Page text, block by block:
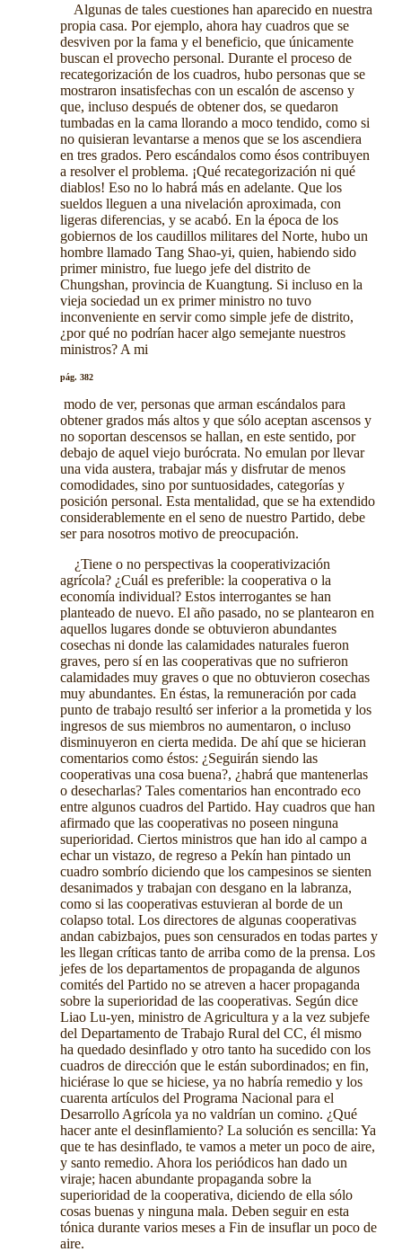
Algunas de tales cuestiones han aparecido en nuestra
propia casa. Por ejemplo, ahora hay cuadros que se
desviven por la fama y el beneficio, que únicamente
buscan el provecho personal. Durante el proceso de
recategorización de los cuadros, hubo personas que se
mostraron insatisfechas con un escalón de ascenso y
que, incluso después de obtener dos, se quedaron
tumbadas en la cama llorando a moco tendido, como si
no quisieran levantarse a menos que se los ascendiera
en tres grados. Pero escándalos como ésos contribuyen
a resolver el problema. ¡Qué recategorización ni qué
diablos! Eso no lo habrá más en adelante. Que los
sueldos lleguen a una nivelación aproximada, con
ligeras diferencias, y se acabó. En la época de los
gobiernos de los caudillos militares del Norte, hubo un
hombre llamado Tang Shao-yi, quien, habiendo sido
primer ministro, fue luego jefe del distrito de
Chungshan, provincia de Kuangtung. Si incluso en la
vieja sociedad un ex primer ministro no tuvo
inconveniente en servir como simple jefe de distrito,
¿por qué no podrían hacer algo semejante nuestros
ministros? A mi
pág. 382
modo de ver, personas que arman escándalos para
obtener grados más altos y que sólo aceptan ascensos y
no soportan descensos se hallan, en este sentido, por
debajo de aquel viejo burócrata. No emulan por llevar
una vida austera, trabajar más y disfrutar de menos
comodidades, sino por suntuosidades, categorías y
posición personal. Esta mentalidad, que se ha extendido
considerablemente en el seno de nuestro Partido, debe
ser para nosotros motivo de preocupación.
¿Tiene o no perspectivas la cooperativización
agrícola? ¿Cuál es preferible: la cooperativa o la
economía individual? Estos interrogantes se han
planteado de nuevo. El año pasado, no se plantearon en
aquellos lugares donde se obtuvieron abundantes
cosechas ni donde las calamidades naturales fueron
graves, pero sí en las cooperativas que no sufrieron
calamidades muy graves o que no obtuvieron cosechas
muy abundantes. En éstas, la remuneración por cada
punto de trabajo resultó ser inferior a la prometida y los
ingresos de sus miembros no aumentaron, o incluso
disminuyeron en cierta medida. De ahí que se hicieran
comentarios como éstos: ¿Seguirán siendo las
cooperativas una cosa buena?, ¿habrá que mantenerlas
o desecharlas? Tales comentarios han encontrado eco
entre algunos cuadros del Partido. Hay cuadros que han
afirmado que las cooperativas no poseen ninguna
superioridad. Ciertos ministros que han ido al campo a
echar un vistazo, de regreso a Pekín han pintado un
cuadro sombrío diciendo que los campesinos se sienten
desanimados y trabajan con desgano en la labranza,
como si las cooperativas estuvieran al borde de un
colapso total. Los directores de algunas cooperativas
andan cabizbajos, pues son censurados en todas partes y
les llegan críticas tanto de arriba como de la prensa. Los
jefes de los departamentos de propaganda de algunos
comités del Partido no se atreven a hacer propaganda
sobre la superioridad de las cooperativas. Según dice
Liao Lu-yen, ministro de Agricultura y a la vez subjefe
del Departamento de Trabajo Rural del CC, él mismo
ha quedado desinflado y otro tanto ha sucedido con los
cuadros de dirección que le están subordinados; en fin,
hiciérase lo que se hiciese, ya no habría remedio y los
cuarenta artículos del Programa Nacional para el
Desarrollo Agrícola ya no valdrían un comino. ¿Qué
hacer ante el desinflamiento? La solución es sencilla: Ya
que te has desinflado, te vamos a meter un poco de aire,
y santo remedio. Ahora los periódicos han dado un
viraje; hacen abundante propaganda sobre la
superioridad de la cooperativa, diciendo de ella sólo
cosas buenas y ninguna mala. Deben seguir en esta
tónica durante varios meses a Fin de insuflar un poco de
aire.